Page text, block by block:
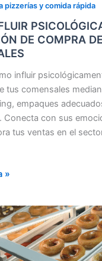
pizzerías y comida rápida
DE COMPRA
influir
tus comensales
empaques
Conecta con sus
tus ventas en el
»